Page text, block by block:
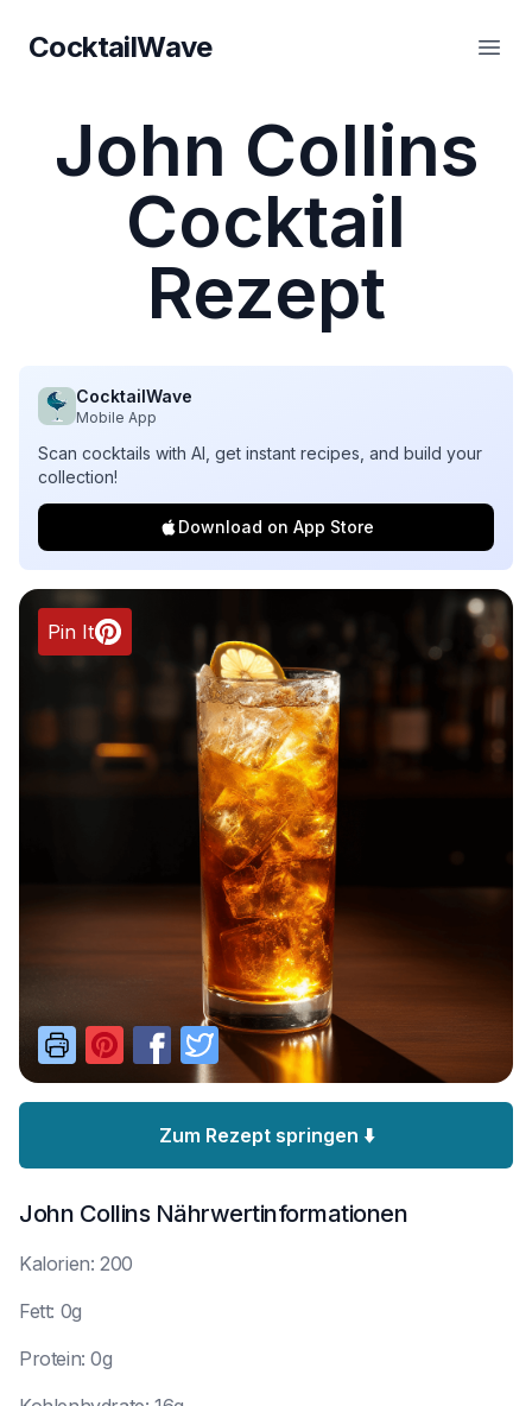
CocktailWave
CocktailWave
John Collins
Cocktail
Rezept
CocktailWave
Mobile App
Scan cocktails with AI, get instant recipes, and build your
collection!
Download on App Store
Pin It
Zum Rezept springen ⬇️
John CollinsNährwertinformationen
Kalorien: 200
Fett: 0g
Protein: 0g